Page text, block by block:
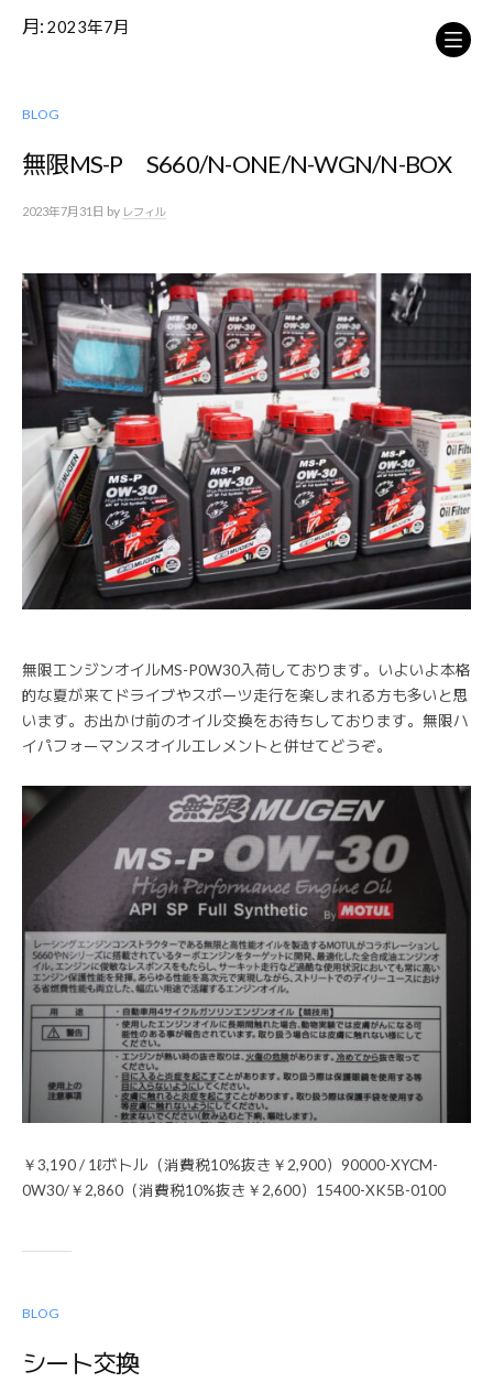
月: 2023年7月
BLOG
無限MS-P S660/N-ONE/N-WGN/N-BOX
2023年7月31日 by レフィル
無限エンジンオイルMS-P0W30入荷しております。いよいよ本格
的な夏が来てドライブやスポーツ走行を楽しまれる方も多いと思
います。お出かけ前のオイル交換をお待ちしております。無限ハ
イパフォーマンスオイルエレメントと併せてどうぞ。
￥3,190 / 1ℓボトル（消費税10%抜き￥2,900）90000-XYCM-
0W30/￥2,860（消費税10%抜き￥2,600）15400-XK5B-0100
BLOG
シート交換